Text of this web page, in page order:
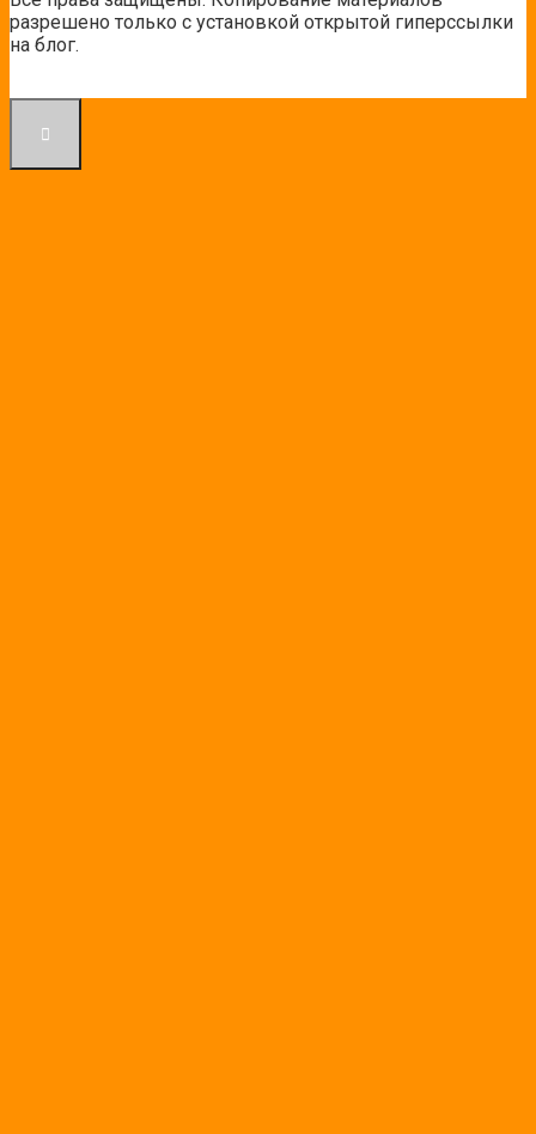
разрешено только с установкой открытой гиперссылки
на блог.